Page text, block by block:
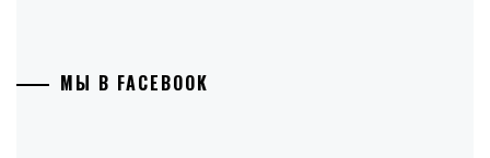
МЫ В FACEBOOK